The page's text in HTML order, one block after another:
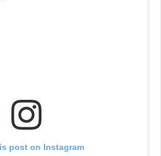
post on Instagram